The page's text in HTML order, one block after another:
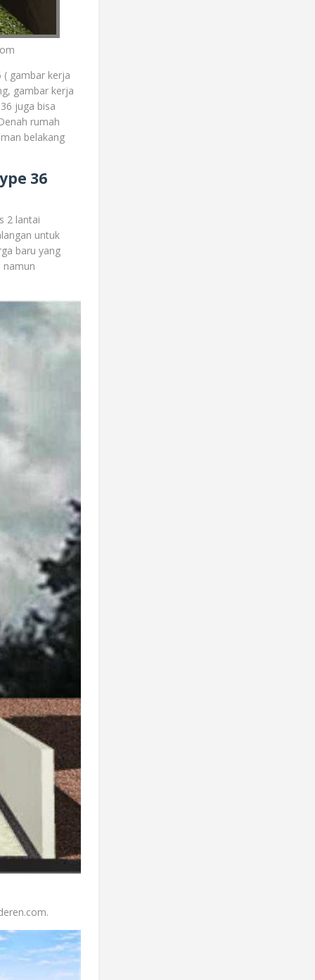
gambar kerja
gambar kerja
juga bisa
rumah
belakang
36
2 lantai
untuk
baru yang
namun